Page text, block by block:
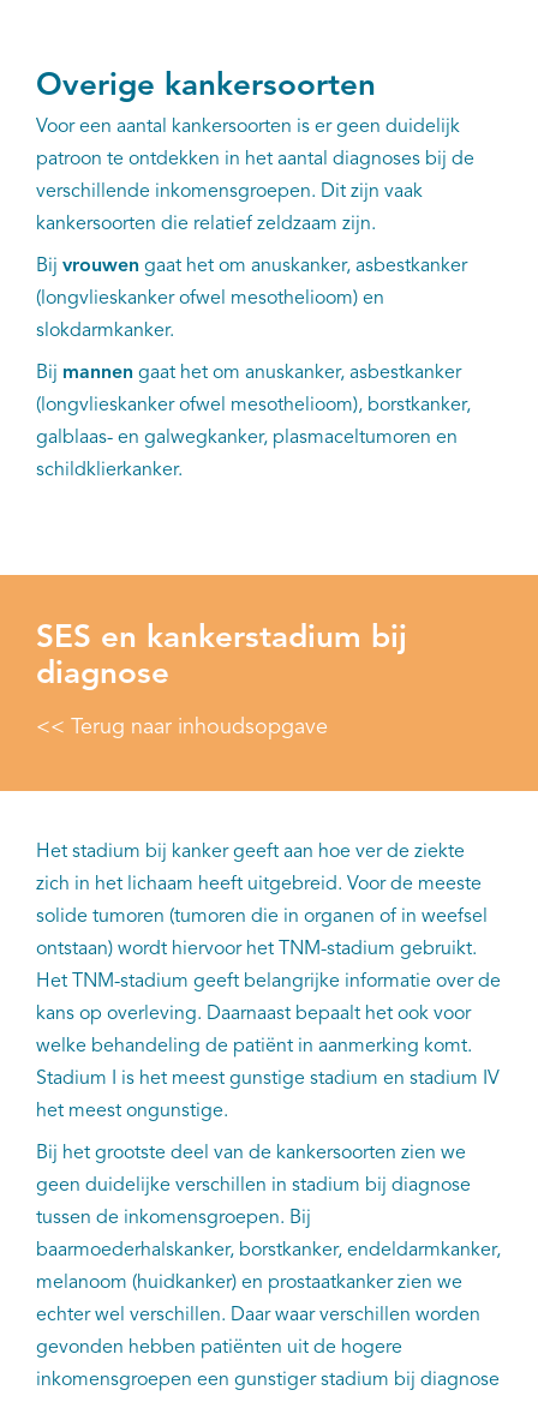
Overige kankersoorten
Voor een aantal kankersoorten is er geen duidelijk
patroon te ontdekken in het aantal diagnoses bij de
verschillende inkomensgroepen. Dit zijn vaak
kankersoorten die relatief zeldzaam zijn.
Bij vrouwen gaat het om anuskanker, asbestkanker
(longvlieskanker ofwel mesothelioom) en
slokdarmkanker.
Bij mannen gaat het om anuskanker, asbestkanker
(longvlieskanker ofwel mesothelioom), borstkanker,
galblaas- en galwegkanker, plasmaceltumoren en
schildklierkanker.
SES en kankerstadium bij
diagnose
<< Terug naar inhoudsopgave
Het stadium bij kanker geeft aan hoe ver de ziekte
zich in het lichaam heeft uitgebreid. Voor de meeste
solide tumoren (tumoren die in organen of in weefsel
ontstaan) wordt hiervoor het TNM-stadium gebruikt.
Het TNM-stadium geeft belangrijke informatie over de
kans op overleving. Daarnaast bepaalt het ook voor
welke behandeling de patiënt in aanmerking komt.
Stadium I is het meest gunstige stadium en stadium IV
het meest ongunstige.
Bij het grootste deel van de kankersoorten zien we
geen duidelijke verschillen in stadium bij diagnose
tussen de inkomensgroepen. Bij
baarmoederhalskanker, borstkanker, endeldarmkanker,
melanoom (huidkanker) en prostaatkanker zien we
echter wel verschillen. Daar waar verschillen worden
gevonden hebben patiënten uit de hogere
inkomensgroepen een gunstiger stadium bij diagnose